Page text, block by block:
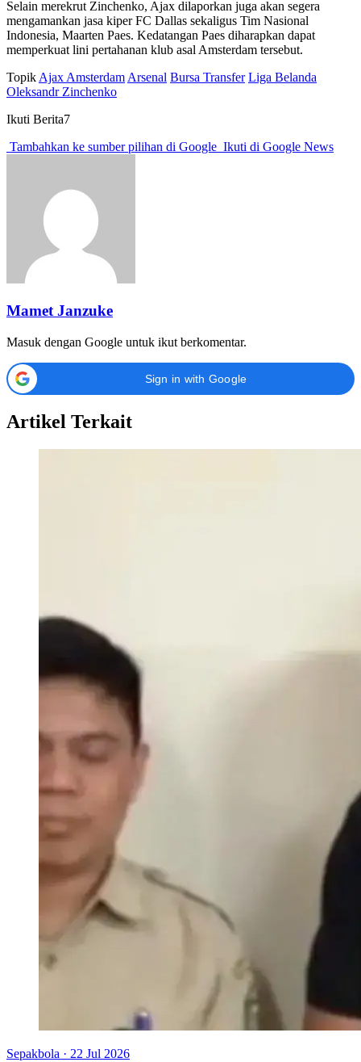
Selain merekrut Zinchenko, Ajax dilaporkan juga akan segera
mengamankan jasa kiper FC Dallas sekaligus Tim Nasional
Indonesia, Maarten Paes. Kedatangan Paes diharapkan dapat
memperkuat lini pertahanan klub asal Amsterdam tersebut.
Topik Ajax Amsterdam Arsenal Bursa Transfer Liga Belanda
Oleksandr Zinchenko
Ikuti Berita7
Tambahkan ke sumber pilihan di Google Ikuti di Google News
Mamet Janzuke
Masuk dengan Google untuk ikut berkomentar.
Sign in with Google
Artikel Terkait
Sepakbola · 22 Jul 2026